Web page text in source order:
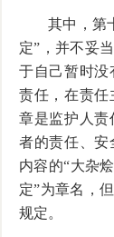
其中，第
定”，并不妥
于自己暂时没
责任，在责任
章是监护人责
者的责任、安
内容的“大杂
定”为章名，
规定。